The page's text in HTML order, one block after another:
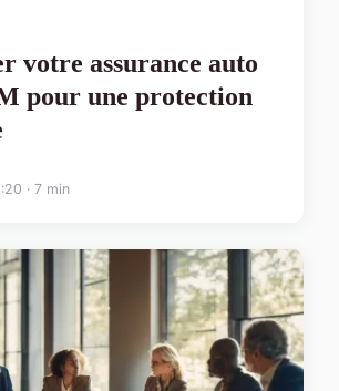
votre assurance auto
pour une protection
· 7 min